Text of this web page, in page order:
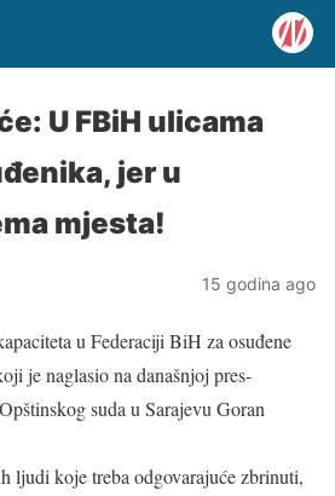
U FBiH ulicama
jer u
mjesta!
15 godina ago
u Federaciji BiH za osuđene
je naglasio na današnjoj pres-
suda u Sarajevu Goran
ljudi koje treba odgovarajuće zbrinuti,